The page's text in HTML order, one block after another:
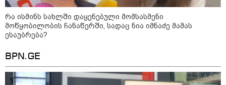
პოლიტიკა
რა ისმინს სახლში დაყენებული მომსასმენი
მოწყობილობის ჩანაწერში, სადაც ნია იმნაძე მამას
ესაუბრება?
BPN.GE